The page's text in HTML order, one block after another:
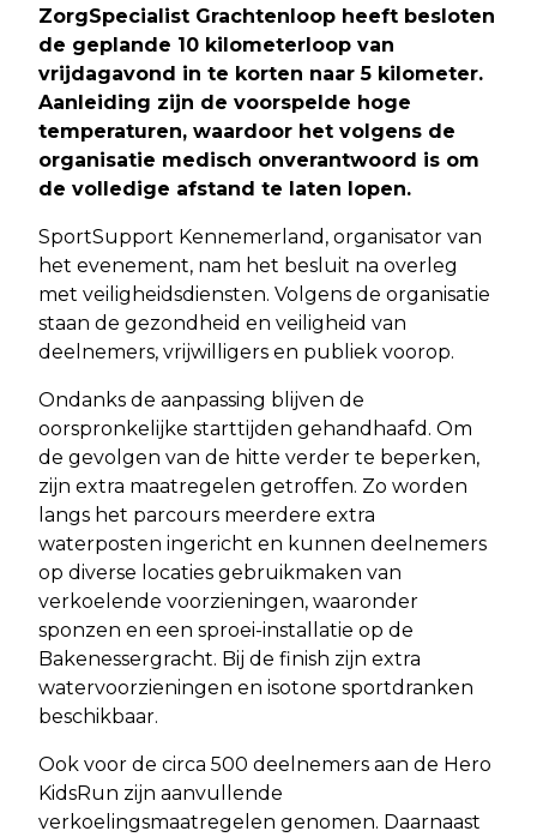
ZorgSpecialist Grachtenloop heeft besloten
de geplande 10 kilometerloop van
vrijdagavond in te korten naar 5 kilometer.
Aanleiding zijn de voorspelde hoge
temperaturen, waardoor het volgens de
organisatie medisch onverantwoord is om
de volledige afstand te laten lopen.
SportSupport Kennemerland, organisator van
het evenement, nam het besluit na overleg
met veiligheidsdiensten. Volgens de organisatie
staan de gezondheid en veiligheid van
deelnemers, vrijwilligers en publiek voorop.
Ondanks de aanpassing blijven de
oorspronkelijke starttijden gehandhaafd. Om
de gevolgen van de hitte verder te beperken,
zijn extra maatregelen getroffen. Zo worden
langs het parcours meerdere extra
waterposten ingericht en kunnen deelnemers
op diverse locaties gebruikmaken van
verkoelende voorzieningen, waaronder
sponzen en een sproei-installatie op de
Bakenessergracht. Bij de finish zijn extra
watervoorzieningen en isotone sportdranken
beschikbaar.
Ook voor de circa 500 deelnemers aan de Hero
KidsRun zijn aanvullende
verkoelingsmaatregelen genomen. Daarnaast